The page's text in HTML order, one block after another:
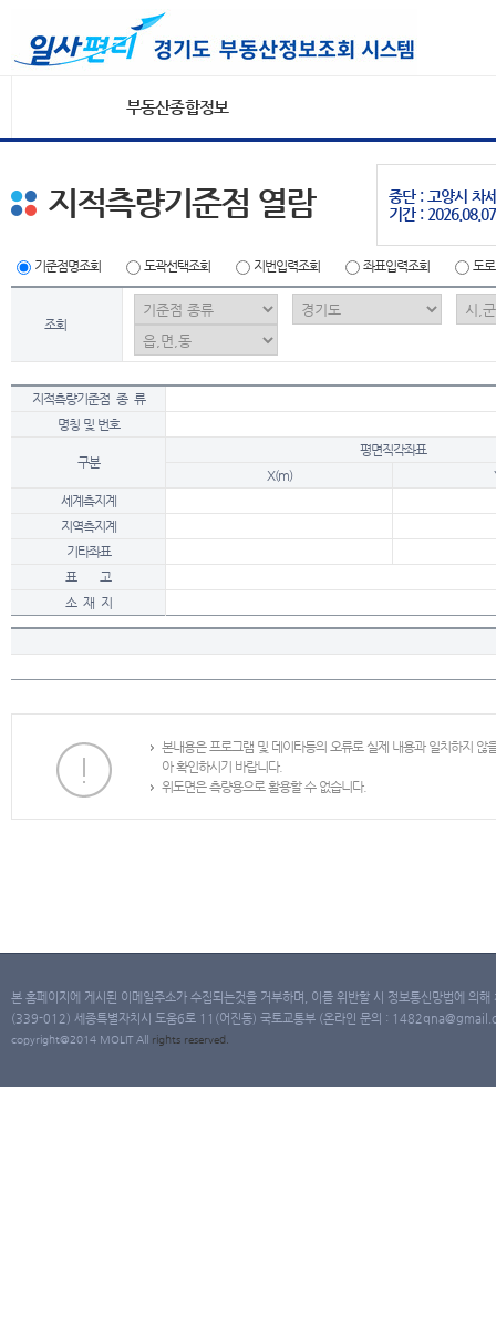
부동산종합정보
중단 : 고양시 차
기간 :
지적측량기준점 열람
기준점명조회 도곽선택조회 지번입력조회 좌표입력조회 도
조회
지적측량기준점 종 류
명칭 및 번호
구분
평면직각좌표
X(m)
세계측지계
지역측지계
기타좌표
표 고
소 재 지
본내용은 프로그램 및 데이타등의 오류로 실제 내용과 일치하지
아 확인하시기 바랍니다.
위도면은 측량용으로 활용할 수 없습니다.
본 홈페이지에 게시된 이메일주소가 수집되는것을 거부하며, 이를 위반할 시 정보통신망법에 의
(339-012) 세종특별자치시 도움6로 11(어진동) 국토교통부 (온라인 문의 :
copyright@2014 MOLIT All rights reserved.